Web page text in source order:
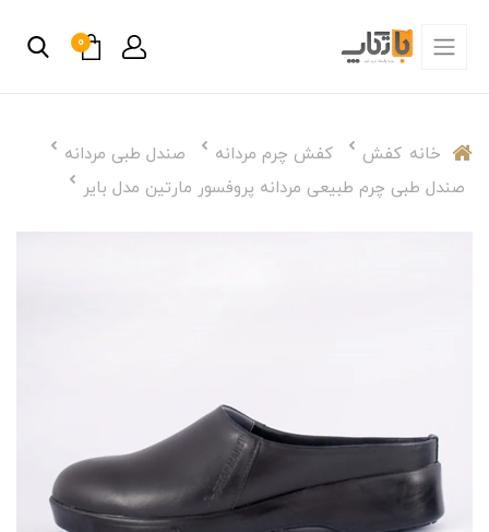
0
خانه کفش کفش چرم مردانه
صندل طبی مردانه
صندل طبی چرم طبیعی مردانه پروفسور مارتین مدل بایر